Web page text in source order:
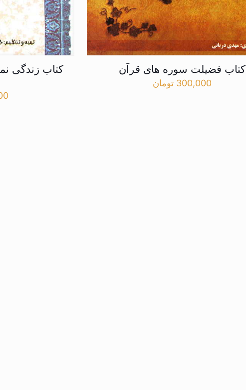
کتاب فضیلت سوره های قرآن
300,000 تومان
کتاب زندگی